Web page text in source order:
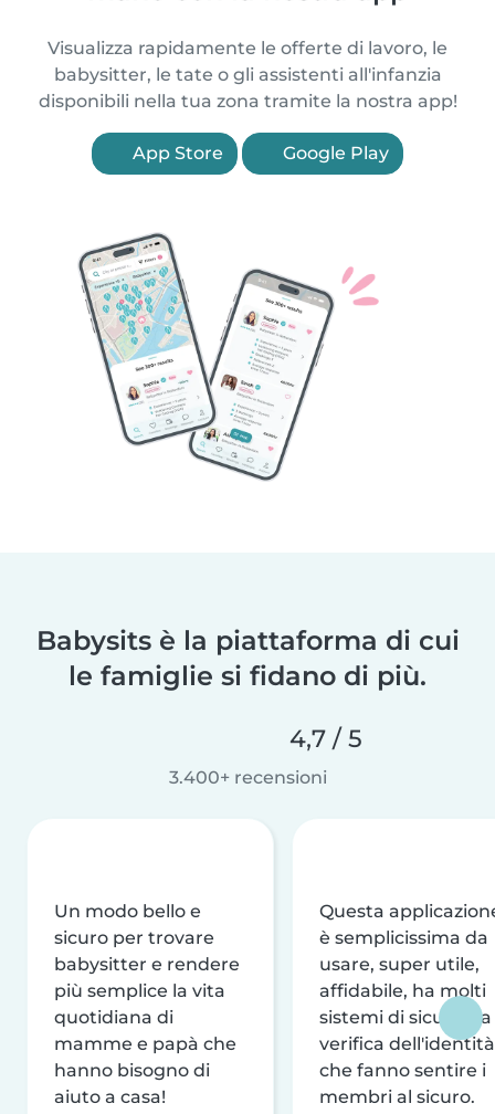
Visualizza rapidamente le offerte di lavoro, le
babysitter, le tate o gli assistenti all'infanzia
disponibili nella tua zona tramite la nostra app!
App Store Google Play
Babysits è la piattaforma di cui
le famiglie si fidano di più.
4,7 / 5
3.400+ recensioni
Un modo bello e
sicuro per trovare
babysitter e rendere
più semplice la vita
quotidiana di
mamme e papà che
hanno bisogno di
aiuto a casa!
Questa
è semplicissima da
usare, super utile,
affidabile, ha molti
sistemi di sicurezza
verifica dell'identità
che fanno sentire i
membri al sicuro.